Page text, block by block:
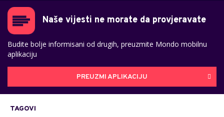
Naše vijesti ne morate da provjeravate
Budite bolje informisani od drugih, preuzmite Mondo mobilnu
aplikaciju
PREUZMI APLIKACIJU
TAGOVI